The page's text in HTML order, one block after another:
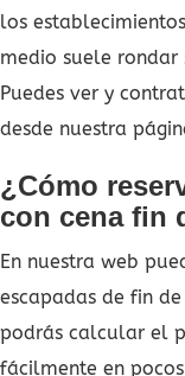
los
medio suele
Puedes ver y
desde nuestra
¿Cómo
con cena fin
En nuestra web
escapadas de fin
podrás calcular el
fácilmente en